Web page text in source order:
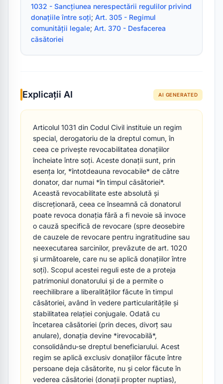
1032 - Sancțiunea nerespectării regulilor privind
donațiile între soți; Art. 305 - Regimul
comunității legale; Art. 370 - Desfacerea
căsătoriei
Explicații AI AI GENERATED
Articolul 1031 din Codul Civil instituie un regim
special, derogatoriu de la dreptul comun, în
ceea ce privește revocabilitatea donațiilor
încheiate între soți. Aceste donații sunt, prin
esența lor, *întotdeauna revocabile* de către
donator, dar numai *în timpul căsătoriei*.
Această revocabilitate este absolută și
discreționară, ceea ce înseamnă că donatorul
poate revoca donația fără a fi nevoie să invoce
o cauză specifică de revocare (spre deosebire
de cauzele de revocare pentru ingratitudine sau
neexecutarea sarcinilor, prevăzute de art. 1020
și următoarele, care nu se aplică donațiilor între
soți). Scopul acestei reguli este de a proteja
patrimoniul donatorului și de a permite o
reechilibrare a liberalităților făcute în timpul
căsătoriei, având în vedere particularitățile și
stabilitatea relației conjugale. Odată cu
încetarea căsătoriei (prin deces, divorț sau
anulare), donația devine *irevocabilă*,
consolidându-se dreptul beneficiarului. Acest
regim se aplică exclusiv donațiilor făcute între
persoane deja căsătorite, nu și celor făcute în
vederea căsătoriei (donații propter nuptias),